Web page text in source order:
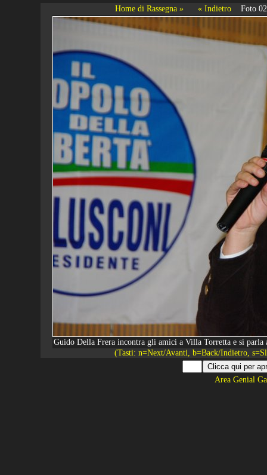
Home di Rassegna » « Indietro Foto
Guido Della Frera incontra gli amici a Villa Torretta e si
(Tasti: n=Next/Avanti, b=Back/Indietro,
Area Genial